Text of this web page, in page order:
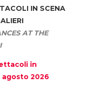
IN SCENA
AT THE
in
agosto 2026